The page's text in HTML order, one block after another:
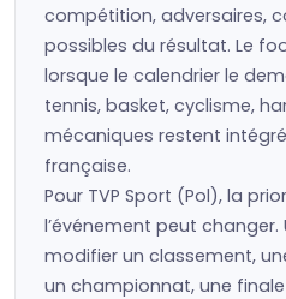
compétition, adversaires,
possibles du résultat. Le
lorsque le calendrier le
tennis, basket, cyclisme,
mécaniques restent
française.
Pour TVP Sport (Pol), la
l’événement peut
modifier un classement,
un championnat, une